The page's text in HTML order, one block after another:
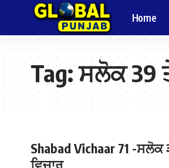
Home
Tag:ਸਲੋਕ 39
Shabad Vichaar 71 -
ਵਿਚਾਰ